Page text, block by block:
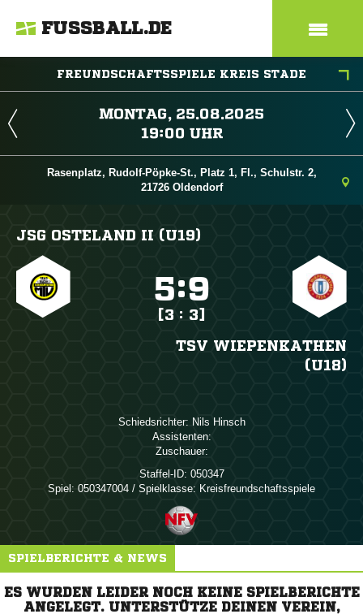
FUSSBALL.DE
FREUNDSCHAFTSSPIELE KREIS STADE
 
 
Rasenplatz, Rudolf-Pöpke-St., Platz 1, Fl., Schulstr. 2,
21726 Oldendorf
JSG OSTELAND II (U19)
:
[3 : 3]
TSV WIEPENKATHEN
(U18)
Schiedsrichter:  
Assistenten:
Zuschauer:
Staffel-ID: 050347
Spiel: 050347004 / Spielklasse: Kreisfreundschaftsspiele
SPIELBERICHTE & NEWS
ES WURDEN LEIDER NOCH KEINE SPIELBERICHTE
ANGELEGT. UNTERSTÜTZE DEINEN VEREIN,